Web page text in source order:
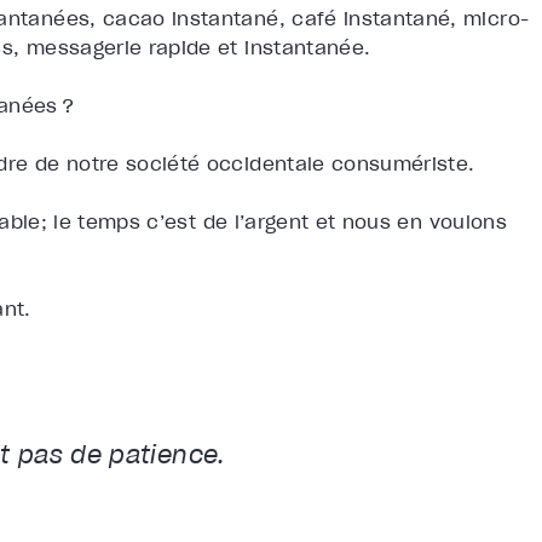
cacao instantané, café instantané, micro-
messagerie rapide et instantanée.
?
de notre société occidentale consumériste.
le temps c’est de l’argent et nous en voulons
pas de patience.